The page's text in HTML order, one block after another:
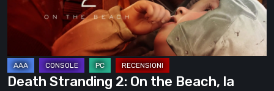
Beach,
recensione
–
un
viaggio
Death Stranding 2: On the Beach, la